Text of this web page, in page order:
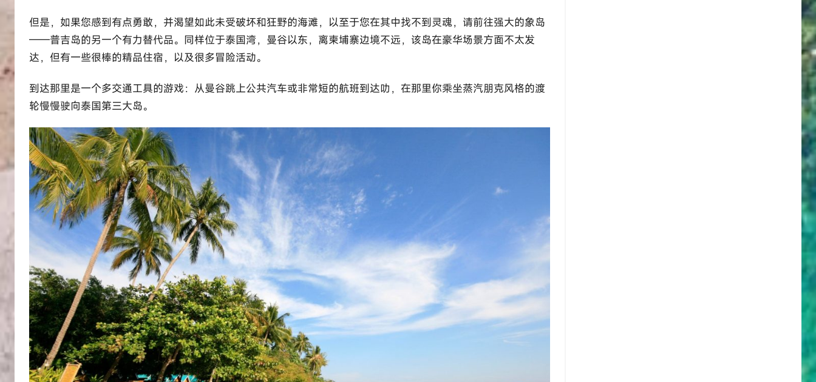
但是，如果您感到有点勇敢，并渴望如此未受破坏和狂野的海滩，以至于您在其中找不到灵魂，请前往强大的象岛
——普吉岛的另一个有力替代品。同样位于泰国湾，曼谷以东，离柬埔寨边境不远，该岛在豪华场景方面不太发
达，但有一些很棒的精品住宿，以及很多冒险活动。
到达那里是一个多交通工具的游戏：从曼谷跳上公共汽车或非常短的航班到达叻，在那里你乘坐蒸汽朋克风格的渡
轮慢慢驶向泰国第三大岛。